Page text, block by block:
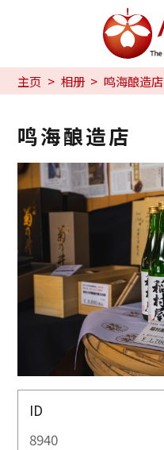
主页 相册 鸣海酿造店
鸣海酿造店
ID
8940